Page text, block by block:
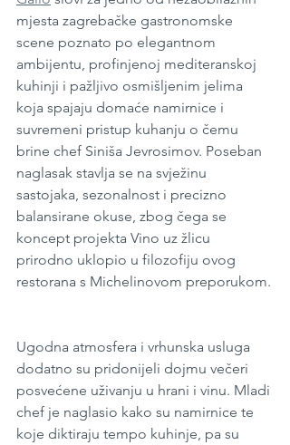
mjesta zagrebačke gastronomske
scene poznato po elegantnom
ambijentu, profinjenoj mediteranskoj
kuhinji i pažljivo osmišljenim jelima
koja spajaju domaće namirnice i
suvremeni pristup kuhanju o čemu
brine chef Siniša Jevrosimov. Poseban
naglasak stavlja se na svježinu
sastojaka, sezonalnost i precizno
balansirane okuse, zbog čega se
koncept projekta Vino uz žlicu
prirodno uklopio u filozofiju ovog
restorana s Michelinovom preporukom.
Ugodna atmosfera i vrhunska usluga
dodatno su pridonijeli dojmu večeri
posvećene uživanju u hrani i vinu. Mladi
chef je naglasio kako su namirnice te
koje diktiraju tempo kuhinje, pa su